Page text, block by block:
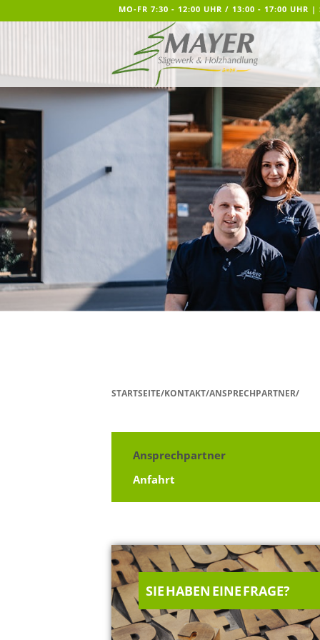
MO-FR 7:30 - 12:00 UHR / 13:00 - 17:00 UHR |
STARTSEITE/KONTAKT/ANSPRECHPARTNER/
Ansprechpartner
Anfahrt
SIE HABEN EINE FRAGE?